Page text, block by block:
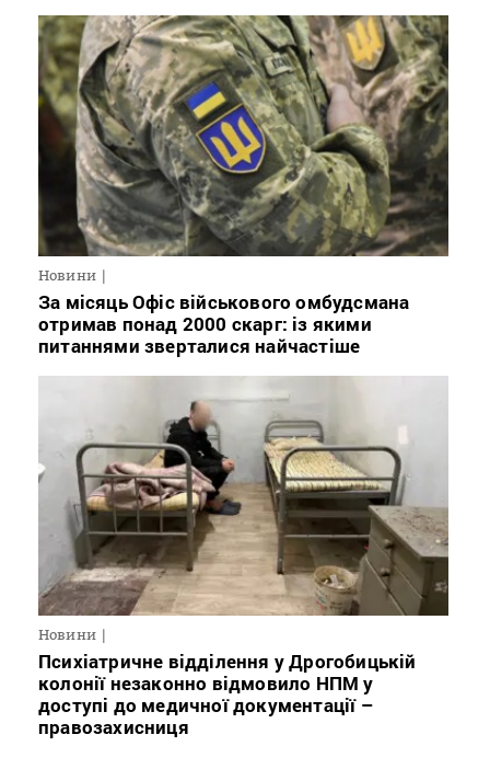
Новини
За місяць Офіс військового омбудсмана
отримав понад 2000 скарг: із якими
питаннями зверталися найчастіше
Новини
Психіатричне відділення у Дрогобицькій
колонії незаконно відмовило НПМ у
доступі до медичної документації –
правозахисниця